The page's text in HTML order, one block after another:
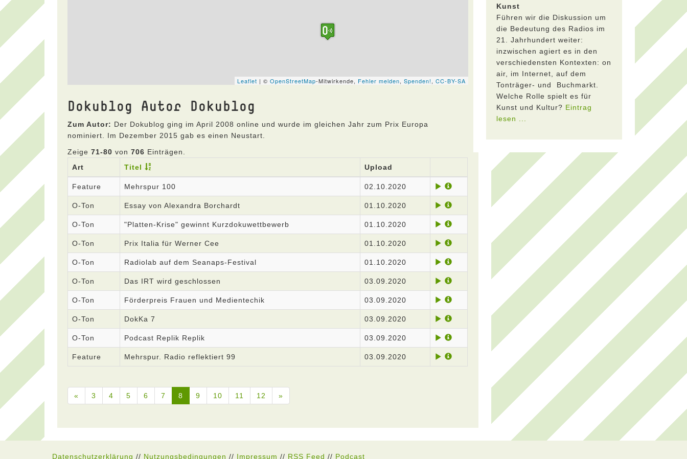
Dokublog Autor Dokublog
Zum Autor: Der Dokublog ging im April 2008 online und wurde im gleichen Jahr zum Prix Europa
nominiert. Im Dezember 2015 gab es einen Neustart.
Zeige 71-80 von 706 Einträgen.
Art
Titel Upload
Feature Mehrspur 100 02.10.2020
O-Ton Essay von Alexandra Borchardt 01.10.2020
O-Ton "Platten-Krise" gewinnt Kurzdokuwettbewerb 01.10.2020
O-Ton Prix Italia für Werner Cee 01.10.2020
O-Ton Radiolab auf dem Seanaps-Festival 01.10.2020
O-Ton Das IRT wird geschlossen 03.09.2020
O-Ton Förderpreis Frauen und Medientechik 03.09.2020
O-Ton DokKa 7 03.09.2020
O-Ton Podcast Replik Replik 03.09.2020
Feature Mehrspur. Radio reflektiert 99 03.09.2020
« 3 4 5 6 7 8 9 10 11 12 »
Kunst
Führen wir die Diskussion um
die Bedeutung des Radios im
21. Jahrhundert weiter:
inzwischen agiert es in den
verschiedensten Kontexten: on
air, im Internet, auf dem
Tonträger- und Buchmarkt.
Welche Rolle spielt es für
Kunst und Kultur? Eintrag
lesen ...
Datenschutzerklärung // Nutzungsbedingungen // Impressum // RSS Feed // Podcast